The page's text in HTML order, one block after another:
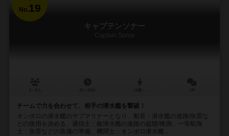
No.19
キャプテンソナー
Captain Sonar
チームで力を合わせて、相手の潜水艦を撃破！
オンボロの潜水艦のサブマリナーとなり、船長：潜水艦の進路/魚雷な
どの使用を決める、通信士：敵潜水艦の進路の盗聴/推測、一等航海
士：魚雷などの装備の準備、機関士：オンボロ潜水艦...